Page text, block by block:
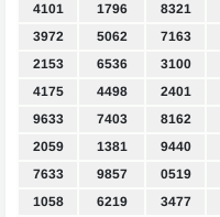
4101
1796 8321
3972
5062 7163
2153
6536 3100
4175
4498 2401
9633
7403 8162
2059
1381 9440
7633
9857 0519
1058
6219 3477